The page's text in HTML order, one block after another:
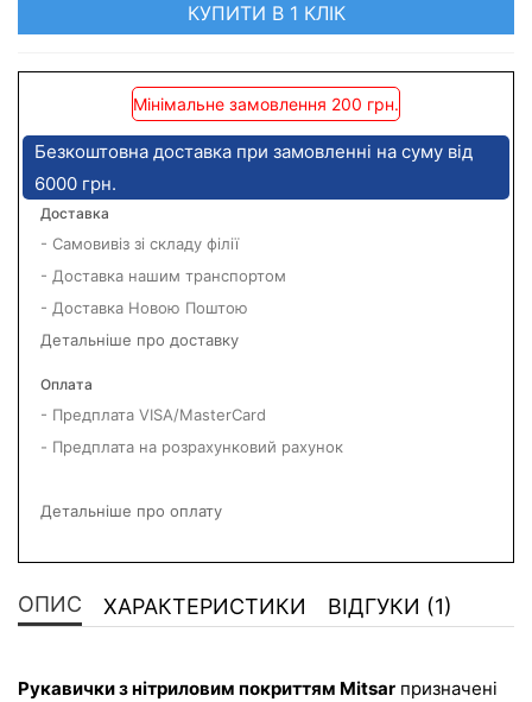
КУПИТИ В 1 КЛІК
Мінімальне замовлення 200 грн.
Безкоштовна доставка при замовленні на суму від
6000 грн.
Доставка
- Самовивіз зі складу філії
- Доставка нашим транспортом
- Доставка Новою Поштою
Детальніше про доставку
Оплата
- Предплата VISA/MasterCard
- Предплата на розрахунковий рахунок
Детальніше про оплату
ОПИС ХАРАКТЕРИСТИКИ ВІДГУКИ (1)
Рукавички з нітриловим покриттям Mitsar призначені